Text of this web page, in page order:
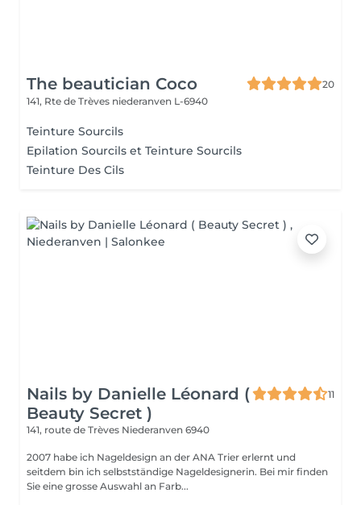
The beautician Coco
20
141, Rte de Trèves niederanven L-6940
Teinture Sourcils
Epilation Sourcils et Teinture Sourcils
Teinture Des Cils
Nails by Danielle Léonard (
Beauty Secret )
11
141, route de Trèves Niederanven 6940
2007 habe ich Nageldesign an der ANA Trier erlernt und
seitdem bin ich selbstständige Nageldesignerin. Bei mir finden
Sie eine grosse Auswahl an Farb...